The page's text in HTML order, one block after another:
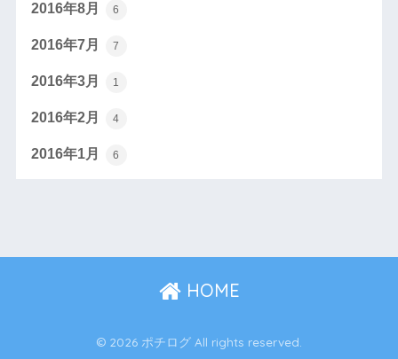
2016年8月 6
2016年7月 7
2016年3月 1
2016年2月 4
2016年1月 6
HOME
© 2026 ポチログ All rights reserved.